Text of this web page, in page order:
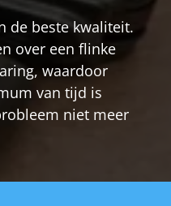
de beste kwaliteit.
over een flinke
waardoor
van tijd is
niet meer